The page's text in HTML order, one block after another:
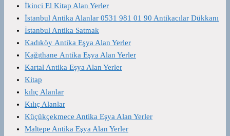
İkinci El Kitap Alan Yerler
İstanbul Antika Alanlar 0531 981 01 90 Antikacılar Dükkanı
İstanbul Antika Satmak
Kadıköy Antika Eşya Alan Yerler
Kağıthane Antika Eşya Alan Yerler
Kartal Antika Eşya Alan Yerler
Kitap
kılıç Alanlar
Kılıç Alanlar
Küçükçekmece Antika Eşya Alan Yerler
Maltepe Antika Eşya Alan Yerler